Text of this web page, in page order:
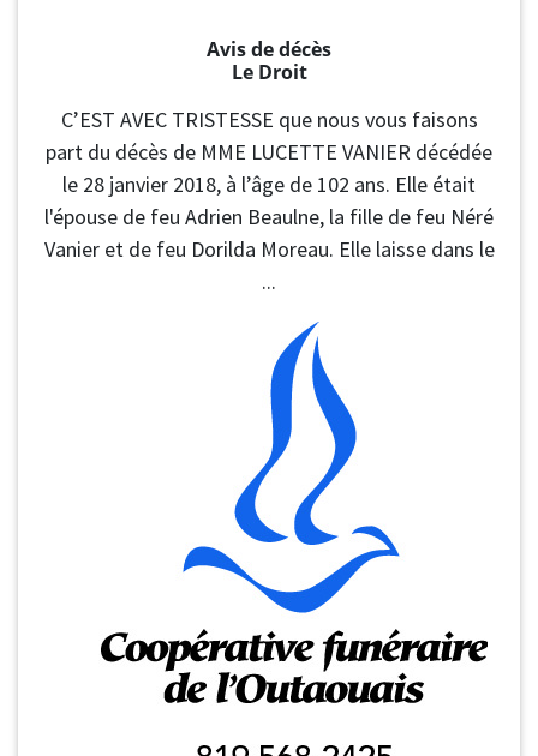
Avis de décès
Le Droit
C’EST AVEC TRISTESSE que nous vous faisons
part du décès de MME LUCETTE VANIER décédée
le 28 janvier 2018, à l’âge de 102 ans. Elle était
l'épouse de feu Adrien Beaulne, la fille de feu Néré
Vanier et de feu Dorilda Moreau. Elle laisse dans le
...